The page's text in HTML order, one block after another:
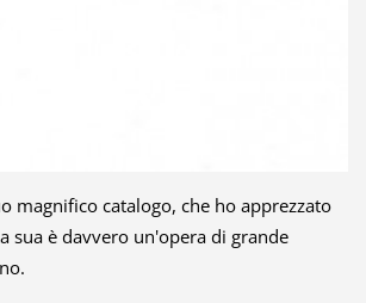
magnifico catalogo, che ho apprezzato
sua è davvero un'opera di grande